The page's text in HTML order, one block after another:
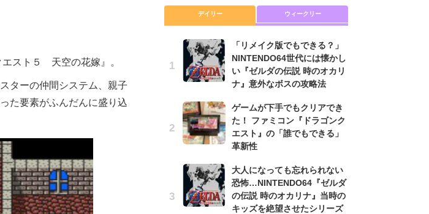
スト５ 天空の花嫁』。
ターの仲間システム、親子
た要素がふんだんに盛り込
デイリー ウィークリー
「リメイク版でもできる？」
NINTENDO64世代には懐かし
い『ゼルダの伝説 時のオカリ
ナ』意外なボスの攻略法
ゲームが下手でもクリアでき
た！ ファミコン『ドラゴンク
エスト』の「誰でもできる」
革新性
大人になっても忘れられない
恐怖…NINTENDO64『ゼルダ
の伝説 時のオカリナ』当時の
キッズを絶望させたシリーズ